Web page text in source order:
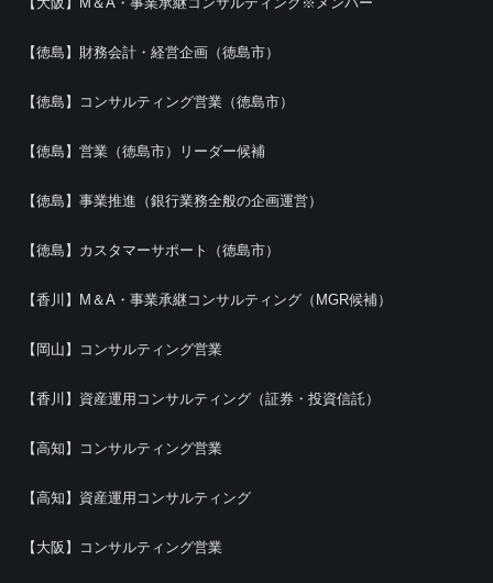
【徳島】財務会計・経営企画（徳島市）
【徳島】コンサルティング営業（徳島市）
【徳島】営業（徳島市）リーダー候補
【徳島】事業推進（銀行業務全般の企画運営）
【徳島】カスタマーサポート（徳島市）
【香川】M＆A・事業承継コンサルティング（MGR候補）
【岡山】コンサルティング営業
【香川】資産運用コンサルティング（証券・投資信託）
【高知】コンサルティング営業
【高知】資産運用コンサルティング
【大阪】コンサルティング営業